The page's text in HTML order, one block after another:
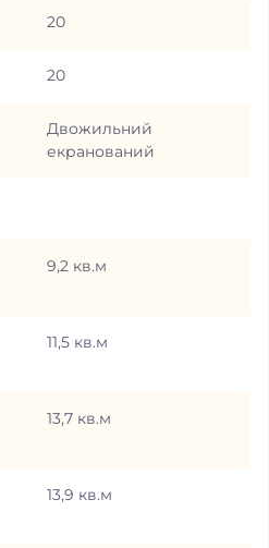
20
20
Двожильний
екранований
9,2 кв.м
11,5 кв.м
13,7 кв.м
13,9 кв.м